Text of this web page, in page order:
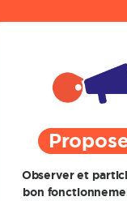
Observer et
bon